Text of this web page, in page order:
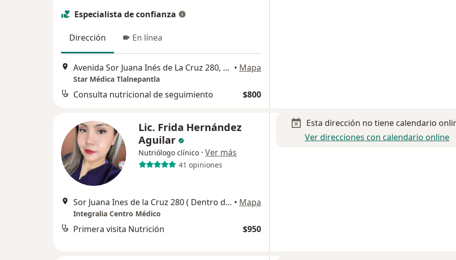
Especialista de confianza
Dirección En línea
Avenida Sor Juana Inés de La Cruz 280, Tlalnepantla de Baz • Mapa
Star Médica Tlalnepantla
Consulta nutricional de seguimiento $800
Lic. Frida Hernández
Aguilar
Nutriólogo clínico · Ver más
41 opiniones
Sor Juana Ines de la Cruz 280 ( Dentro del Hospital StarMedica Tlalnepantla) Fracc. Industrial San Lorenzo, Tlalnepantla de Baz, Tlalnepantla de Baz • Mapa
Integralia Centro Médico
Primera visita Nutrición $950
Esta dirección no tiene calendario
Ver direcciones con calendario online